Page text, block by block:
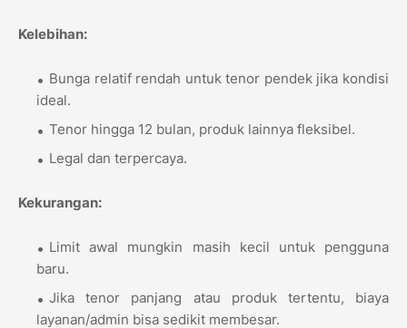
Kelebihan:
Bunga relatif rendah untuk tenor pendek jika kondisi
ideal.
Tenor hingga 12 bulan, produk lainnya fleksibel.
Legal dan terpercaya.
Kekurangan:
Limit awal mungkin masih kecil untuk pengguna
baru.
Jika tenor panjang atau produk tertentu, biaya
layanan/admin bisa sedikit membesar.